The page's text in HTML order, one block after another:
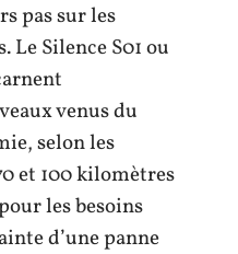
pas sur les
Le Silence S01 ou
venus du
selon les
et 100 kilomètres
les besoins
d’une panne